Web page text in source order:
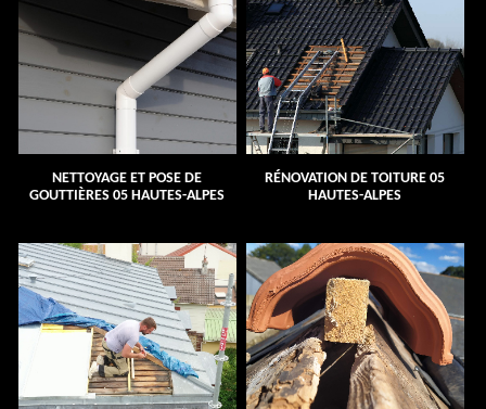
NETTOYAGE ET POSE DE
GOUTTIÈRES 05 HAUTES-ALPES
RÉNOVATION DE TOITURE 05
HAUTES-ALPES